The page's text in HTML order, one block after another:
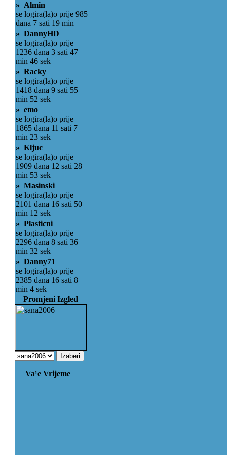
» Almin
se logira(la)o prije 985
dana 7 sati 19 min
» DannyHD
se logira(la)o prije
1236 dana 3 sati 47
min 46 sek
» Racky
se logira(la)o prije
1418 dana 9 sati 55
min 52 sek
» emo
se logira(la)o prije
1865 dana 11 sati 7
min 23 sek
» Kljuc
se logira(la)o prije
1909 dana 12 sati 28
min 53 sek
» Masinski
se logira(la)o prije
2101 dana 16 sati 50
min 12 sek
» Plasticni
se logira(la)o prije
2296 dana 8 sati 36
min 32 sek
» Danny71
se logira(la)o prije
2385 dana 16 sati 8
min 4 sek
Promjeni Izgled
Va¹e Vrijeme